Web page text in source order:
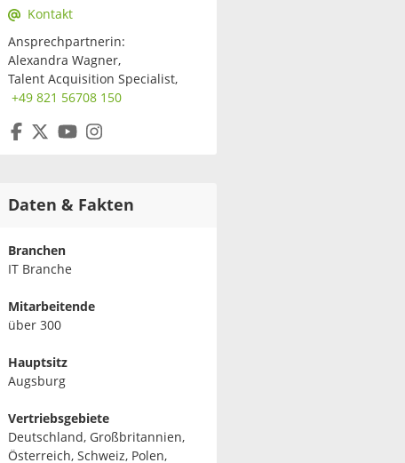
Kontakt
Ansprechpartnerin:
Alexandra Wagner,
Talent Acquisition Specialist,
+49 821 56708 150
Daten & Fakten
Branchen
IT Branche
Mitarbeitende
über 300
Hauptsitz
Augsburg
Vertriebsgebiete
Deutschland, Großbritannien,
Österreich, Schweiz, Polen,